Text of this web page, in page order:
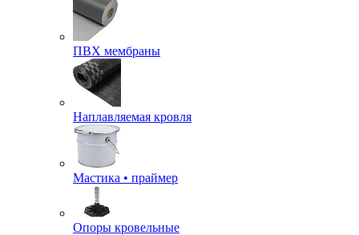
ПВХ мембраны
Наплавляемая кровля
Мастика • праймер
Опоры кровельные